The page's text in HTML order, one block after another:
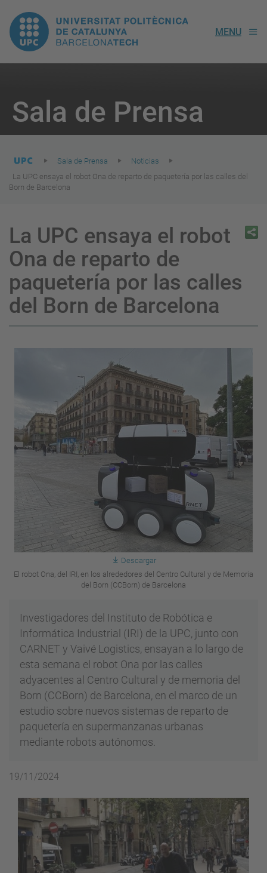
UPC.
Universitat
de
Catalunya
MENU
Sala de Prensa
here:
Sala de Prensa
Noticias
La UPC ensaya el robot Ona de reparto de paquetería por las calles del
Born de Barcelona
La UPC ensaya el robot
Ona de reparto de
paquetería por las calles
del Born de Barcelona
Descargar
El robot Ona, del IRI, en los alrededores del Centro Cultural y de Memoria
del Born (CCBorn) de Barcelona
Investigadores del Instituto de Robótica e
Informática Industrial (IRI) de la UPC, junto con
CARNET y Vaivé Logistics, ensayan a lo largo de
esta semana el robot Ona por las calles
adyacentes al Centro Cultural y de memoria del
Born (CCBorn) de Barcelona, en el marco de un
estudio sobre nuevos sistemas de reparto de
paquetería en supermanzanas urbanas
mediante robots autónomos.
19/11/2024